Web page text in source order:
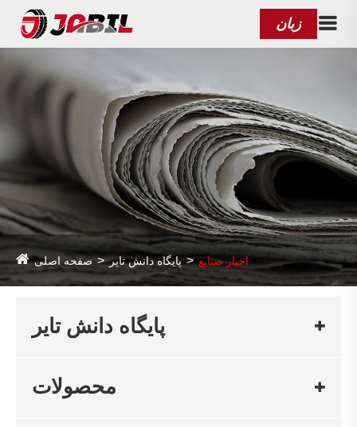
زبان
صفحه اصلی پایگاه دانش تایر اخبار صنایع
پایگاه دانش تایر
محصولات